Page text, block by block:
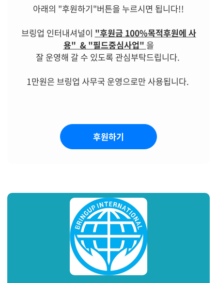
아래의 "후원하기"버튼을 누르시면 됩니다!!
브링업 인터내셔널이 "후원금 100%목적후원에 사
용" & "필드중심사업" 을
잘 운영해 갈 수 있도록 관심부탁드립니다.
1만원은 브링업 사무국 운영으로만 사용됩니다.
후원하기